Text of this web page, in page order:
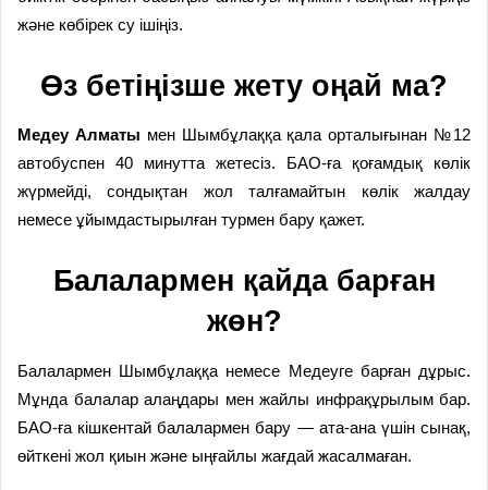
және көбірек су ішіңіз.
Өз бетіңізше жету оңай ма?
Медеу Алматы мен Шымбұлаққа қала орталығынан №12
автобуспен 40 минутта жетесіз. БАО-ға қоғамдық көлік
жүрмейді, сондықтан жол талғамайтын көлік жалдау
немесе ұйымдастырылған турмен бару қажет.
Балалармен қайда барған
жөн?
Балалармен Шымбұлаққа немесе Медеуге барған дұрыс.
Мұнда балалар алаңдары мен жайлы инфрақұрылым бар.
БАО-ға кішкентай балалармен бару — ата-ана үшін сынақ,
өйткені жол қиын және ыңғайлы жағдай жасалмаған.